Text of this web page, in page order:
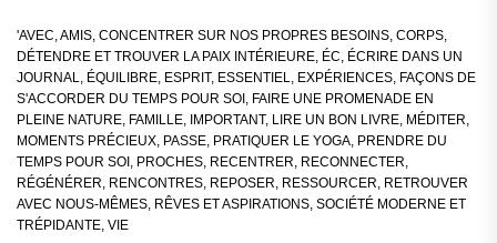
'AVEC,AMIS, CONCENTRER SUR NOS PROPRES BESOINS, CORPS,
DÉTENDRE ET TROUVER LA PAIX INTÉRIEURE, ÉC, ÉCRIRE DANS UN
JOURNAL, ÉQUILIBRE, ESPRIT, ESSENTIEL, EXPÉRIENCES, FAÇONS DE
S'ACCORDER DU TEMPS POUR SOI , FAIRE UNE PROMENADE EN
PLEINE NATURE, FAMILLE, IMPORTANT, LIRE UN BON LIVRE, MÉDITER,
MOMENTS PRÉCIEUX, PASSE, PRATIQUER LE YOGA, PRENDRE DU
TEMPS POUR SOI , PROCHES, RECENTRER, RECONNECTER,
RÉGÉNÉRER, RENCONTRES, REPOSER, RESSOURCER, RETROUVER
AVEC NOUS-MÊMES, RÊVES ET ASPIRATIONS, SOCIÉTÉ MODERNE ET
TRÉPIDANTE, VIE